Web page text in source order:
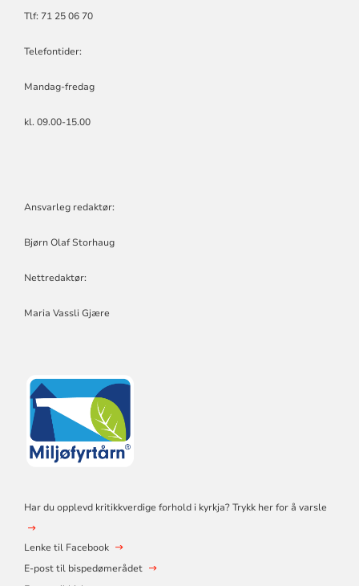
Tlf: 71 25 06 70
Telefontider:
Mandag-fredag
kl. 09.00-15.00
Ansvarleg redaktør:
Bjørn Olaf Storhaug
Nettredaktør:
Maria Vassli Gjære
Har du opplevd kritikkverdige forhold i kyrkja? Trykk her for å varsle
Lenke til Facebook
E-post til bispedømerådet